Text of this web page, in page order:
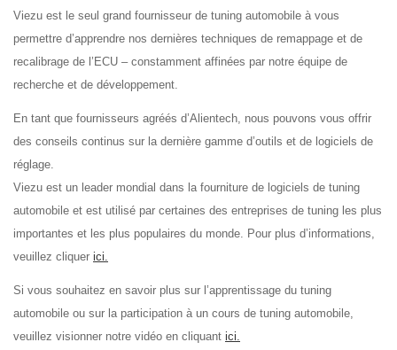
Viezu est le seul grand fournisseur de tuning automobile à vous
permettre d’apprendre nos dernières techniques de remappage et de
recalibrage de l’ECU – constamment affinées par notre équipe de
recherche et de développement.
En tant que fournisseurs agréés d’Alientech, nous pouvons vous offrir
des conseils continus sur la dernière gamme d’outils et de logiciels de
réglage.
Viezu est un leader mondial dans la fourniture de logiciels de tuning
automobile et est utilisé par certaines des entreprises de tuning les plus
importantes et les plus populaires du monde. Pour plus d’informations,
veuillez cliquer ici.
Si vous souhaitez en savoir plus sur l’apprentissage du tuning
automobile ou sur la participation à un cours de tuning automobile,
veuillez visionner notre vidéo en cliquant ici.